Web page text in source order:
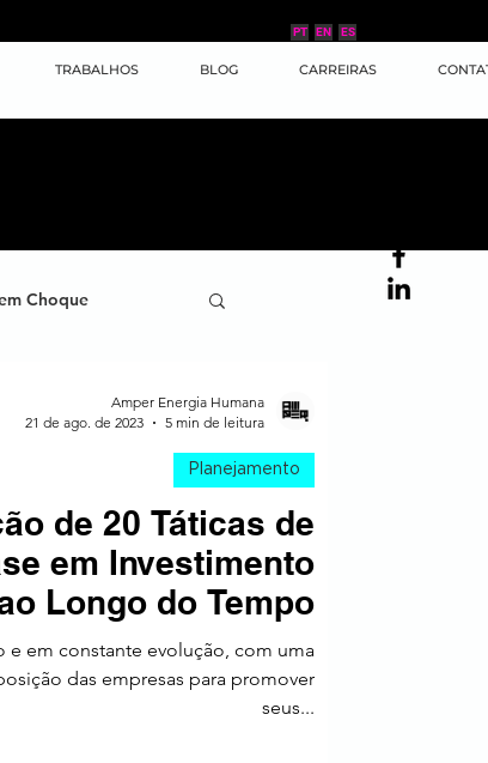
ES
EN
PT
TRABALHOS BLOG CARREIRAS
Choque
Case de Sucesso
de 20 Táticas de
em Investimento
Longo do Tempo
em constante evolução, com uma
das empresas para promover
seus...
Planejamento
Amper Energia Humana
21 de ago. de 2023
5 min de leitura